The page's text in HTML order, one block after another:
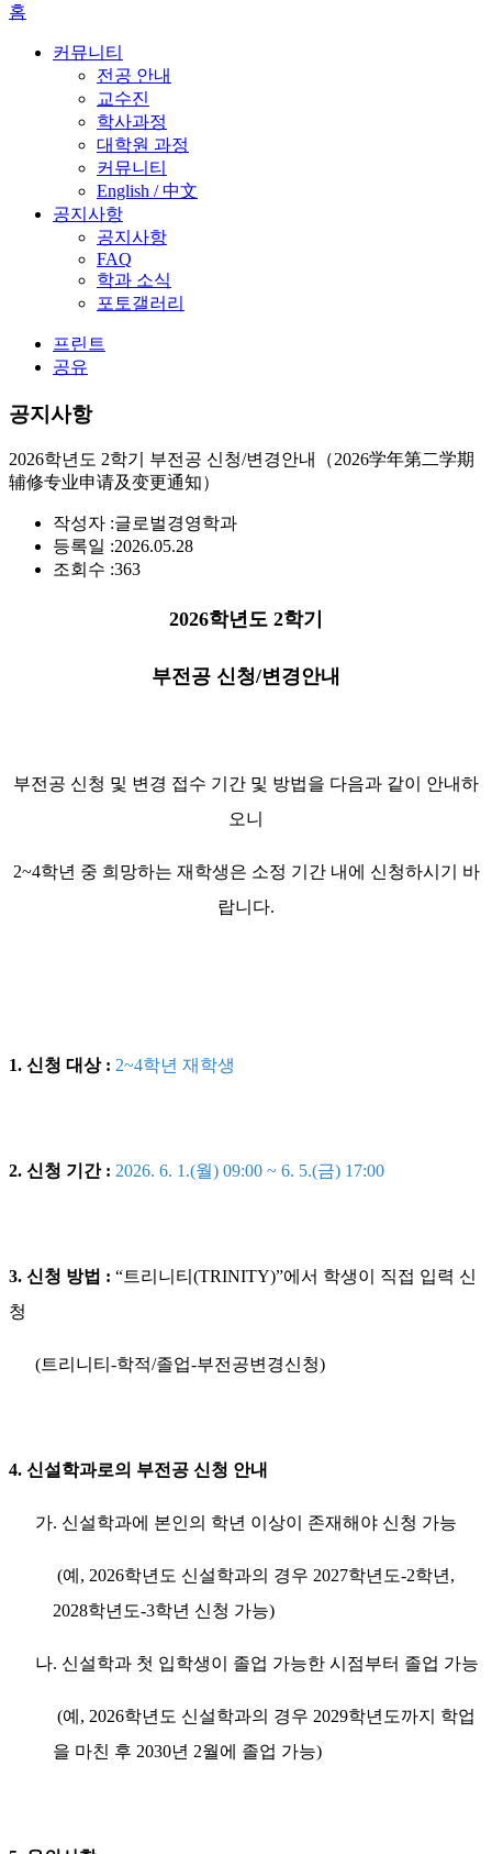
홈
커뮤니티
전공 안내
교수진
학사과정
대학원 과정
커뮤니티
English / 中文
공지사항
공지사항
FAQ
학과 소식
포토갤러리
프린트
공유
공지사항
2026학년도 2학기 부전공 신청/변경안내（2026学年第二学期
辅修专业申请及变更通知）
작성자 :글로벌경영학과
등록일 :2026.05.28
조회수 :363
2026학년도 2학기
부전공 신청/변경안내
부전공 신청 및 변경 접수 기간 및 방법을 다음과 같이 안내하
오니
2~4학년 중 희망하는 재학생은 소정 기간 내에 신청하시기 바
랍니다.
1. 신청 대상 : 2~4학년 재학생
2. 신청 기간 : 2026. 6. 1.(월) 09:00 ~ 6. 5.(금) 17:00
3. 신청 방법 : “트리니티(TRINITY)”에서 학생이 직접 입력 신
청
(트리니티-학적/졸업-부전공변경신청)
4. 신설학과로의 부전공 신청 안내
가. 신설학과에 본인의 학년 이상이 존재해야 신청 가능
(예, 2026학년도 신설학과의 경우 2027학년도-2학년,
2028학년도-3학년 신청 가능)
나. 신설학과 첫 입학생이 졸업 가능한 시점부터 졸업 가능
(예, 2026학년도 신설학과의 경우 2029학년도까지 학업
을 마친 후 2030년 2월에 졸업 가능)